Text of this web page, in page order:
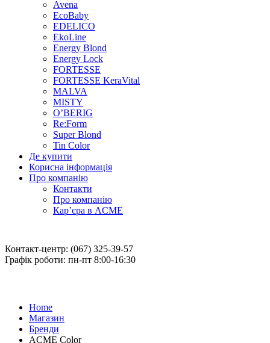
Avena
EcoBaby
EDELICO
EkoLine
Energy Blond
Energy Lock
FORTESSE
FORTESSE KeraVital
MALVA
MISTY
O’BERIG
Re:Form
Super Blond
Tin Color
Де купити
Корисна інформація
Про компанію
Контакти
Про компанію
Кар’єра в ACME
Контакт-центр: (067) 325-39-57
Графік роботи: пн-пт 8:00-16:30
Home
Магазин
Бренди
ACME Color